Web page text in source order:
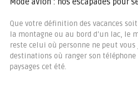
Mode avion : nos escapades pour
Que votre définition des vacances
la montagne ou au bord d’un lac, le
reste celui où personne ne peut vous
destinations où ranger son
paysages cet été.